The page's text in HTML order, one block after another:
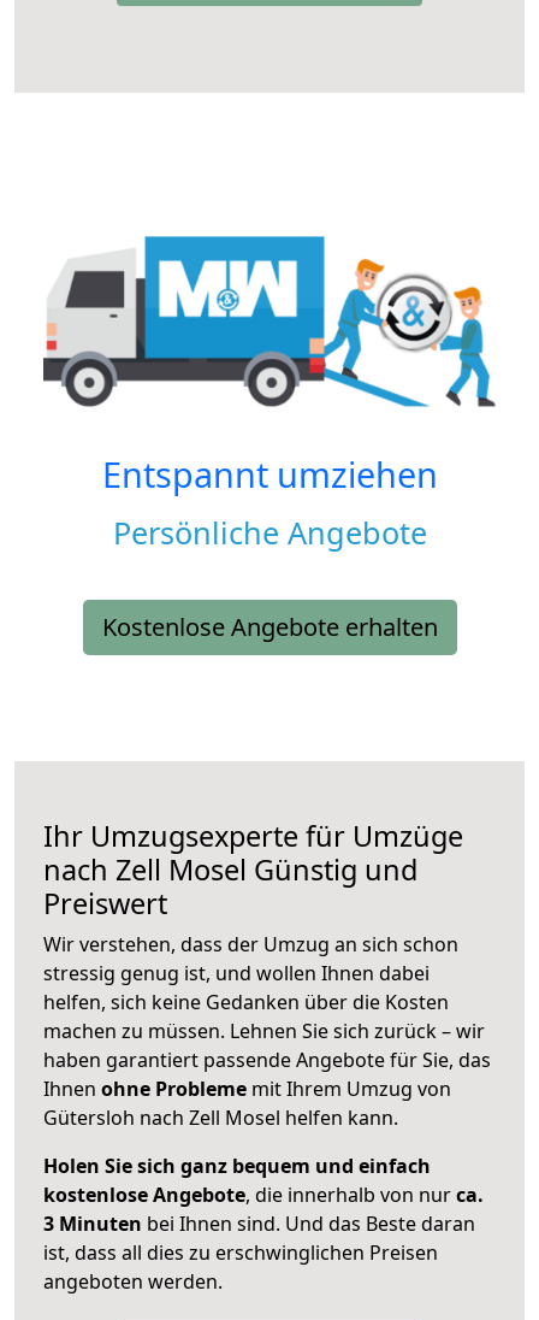
Entspannt umziehen
Persönliche Angebote
Kostenlose Angebote erhalten
Ihr Umzugsexperte für Umzüge
nach Zell Mosel Günstig und
Preiswert
Wir verstehen, dass der Umzug an sich schon
stressig genug ist, und wollen Ihnen dabei
helfen, sich keine Gedanken über die Kosten
machen zu müssen. Lehnen Sie sich zurück – wir
haben garantiert passende Angebote für Sie, das
Ihnen ohne Probleme mit Ihrem Umzug von
Gütersloh nach Zell Mosel helfen kann.
Holen Sie sich ganz bequem und einfach
kostenlose Angebote, die innerhalb von nurca.
3 Minuten bei Ihnen sind. Und das Beste daran
ist, dass all dies zu erschwinglichen Preisen
angeboten werden.